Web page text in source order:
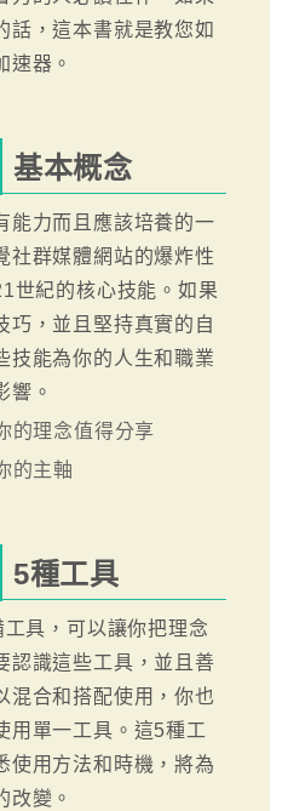
話，這本書就是教您如
速器。
基本概念
能力而且應該培養的一
社群媒體網站的爆炸性
世紀的核心技能。如果
巧，並且堅持真實的自
技能為你的人生和職業
響。
的理念值得分享
的主軸
5種工具
具，可以讓你把理念
認識這些工具，並且善
混合和搭配使用，你也
用單一工具。這5種工
使用方法和時機，將為
改變。